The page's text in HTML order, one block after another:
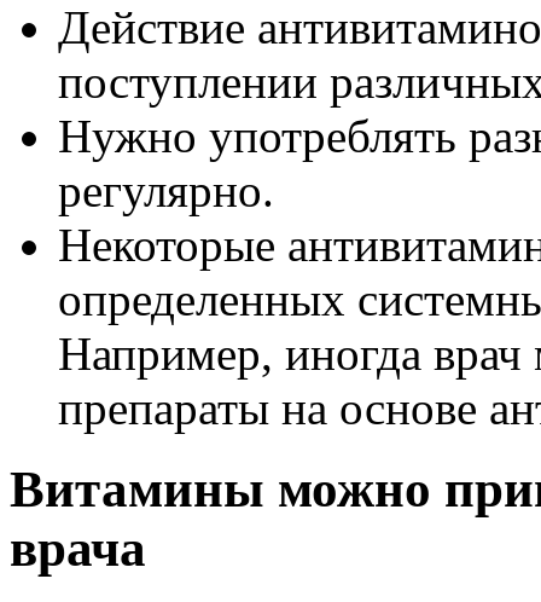
Действие
поступлении
Нужно употреблять
регулярно.
Некоторые
определенных
Например, иногда врач
препараты на основе
Витамины можно
врача